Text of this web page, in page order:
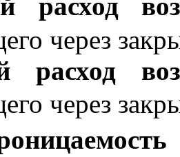
через
расход
через